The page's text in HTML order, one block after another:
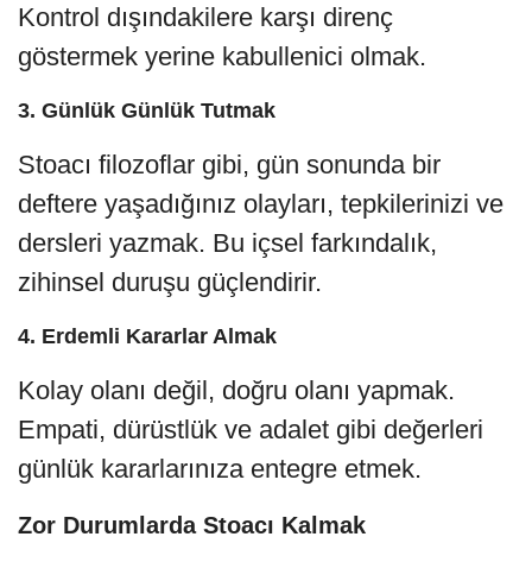
Kontrol dışındakilere karşı direnç
göstermek yerine kabullenici olmak.
3. Günlük Günlük Tutmak
Stoacı filozoflar gibi, gün sonunda bir
deftere yaşadığınız olayları, tepkilerinizi ve
dersleri yazmak. Bu içsel farkındalık,
zihinsel duruşu güçlendirir.
4. Erdemli Kararlar Almak
Kolay olanı değil, doğru olanı yapmak.
Empati, dürüstlük ve adalet gibi değerleri
günlük kararlarınıza entegre etmek.
Zor Durumlarda Stoacı Kalmak